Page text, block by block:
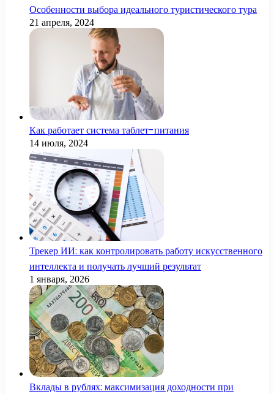
Особенности выбора идеального туристического тура
21 апреля, 2024
Как работает система таблет-питания
14 июля, 2024
Трекер ИИ: как контролировать работу искусственного
интеллекта и получать лучший результат
1 января, 2026
Вклады в рублях: максимизация доходности при